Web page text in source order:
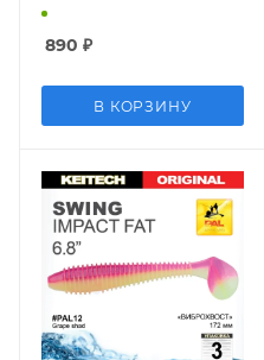
#PAL13 Mystic Spice
890 ₽
В КОРЗИНУ